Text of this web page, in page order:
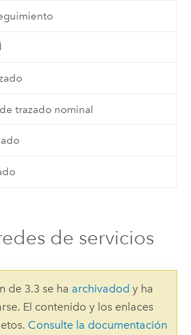
trazado nominal
de servicios
de 3.3 se ha archivadod y ha
El contenido y los enlaces
Consulte la documentación